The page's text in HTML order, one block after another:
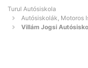
Turul Autósiskola
Autósiskolák, Motoros
Villám Jogsi